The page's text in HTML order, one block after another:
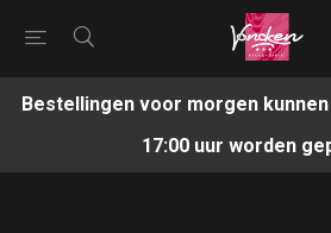
Bestellingen voor morgen
17:00 uur worden